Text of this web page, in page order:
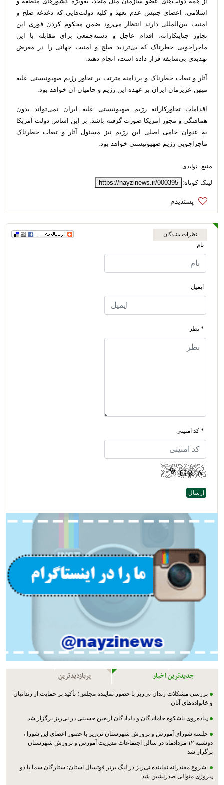
اسلامی، اعضای جنبش عدم تعهد و کلیه دولت‌هایی که دغدغه صلح و
امنیت بین‌المللی دارند انتظار می‌رود ضمن محکوم کردن فوری این
تجاوز جنایتکارانه، اقدام عاجل و دسته‌جمعی برای مقابله با این
ماجراجویی خطرناک که بی‌تردید صلح و امنیت جهانی را در معرض
تهدیدی بی‌سابقه قرار داده است، انجام دهند.
آثار و تبعات خطرناک و پردامنه مترتب بر تجاوز رژیم صهیونیستی علیه
میهن عزیزمان ایران بر عهده این رژیم و حامیان آن خواهد بود.
اقدامات تجاوزکارانه رژیم صهیونیستی علیه ایران نمی‌تواند بدون
هماهنگی و مجوز آمریکا صورت گرفته باشد. بر این اساس دولت آمریکا
به عنوان حامی اصلی این رژیم نیز مسئول آثار و تبعات خطرناک
ماجراجویی رژیم صهیونیستی خواهد بود.
منبع: تولیدی
لینک کوتاه: https://nayzinews.ir/000395
نظرات بینندگان
نام
ایمیل
* نظر
* کد امنیتی
جدیدترین اخبار پربازدیدترین
بررسی مشکلات زندان نی‌ریز با حضور نماینده مجلس؛ تأکید بر حمایت از زندانیان
و خانواده‌های آنان
پیاده‌روی باشکوه جاماندگان و دلدادگان اربعین حسینی در نی‌ریز برگزار شد
جلسه شورای آموزش و پرورش شهرستان نی‌ریز با حضور اعضای این شورا ،
دوشنبه ۱۲ مردادماه در سالن اجتماعات مدیریت آموزش و پرورش شهرستان
برگزار شد
شروع مقتدرانه نماینده نی‌ریز در لیگ برتر فوتسال استان؛ ستارگان سما با دو
پیروزی متوالی صدرنشین شد